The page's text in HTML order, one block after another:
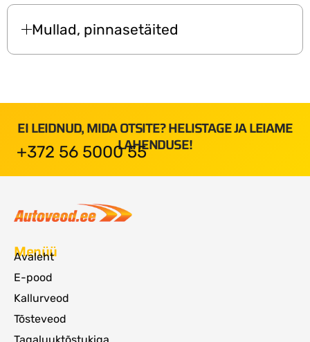
Mullad, pinnasetäited
EI LEIDNUD, MIDA OTSITE? HELISTAGE JA LEIAME
LAHENDUSE!
+372 56 5000 55
Menüü
Avaleht
E-pood
Kallurveod
Tõsteveod